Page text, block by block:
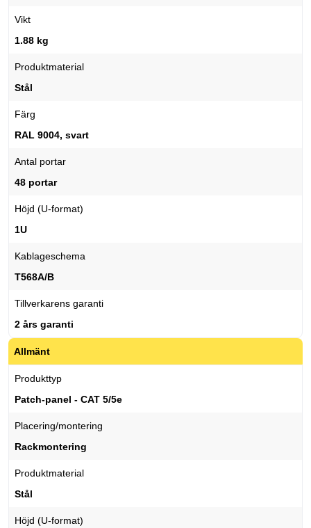
Vikt
1.88 kg
Produktmaterial
Stål
Färg
RAL 9004, svart
Antal portar
48 portar
Höjd (U-format)
1U
Kablageschema
T568A/B
Tillverkarens garanti
2 års garanti
Allmänt
Produkttyp
Patch-panel - CAT 5/5e
Placering/montering
Rackmontering
Produktmaterial
Stål
Höjd (U-format)